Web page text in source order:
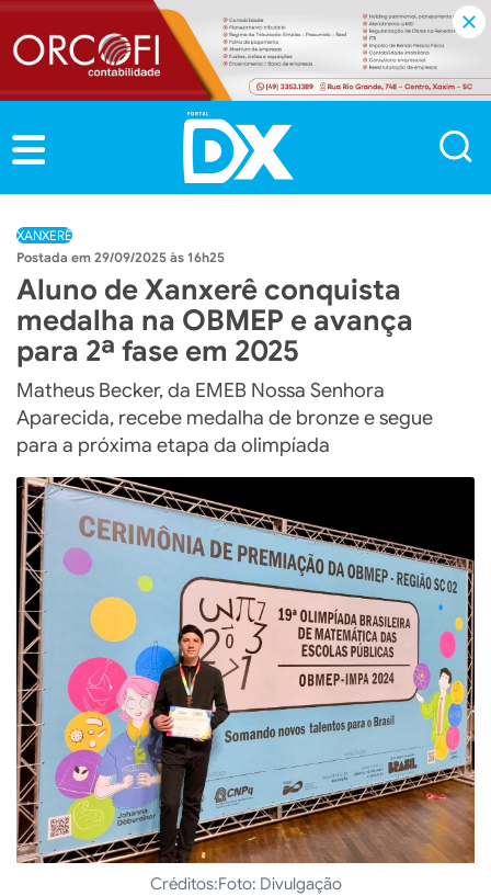
XANXERÊ
29/09/2025 às 16h25
Aluno de Xanxerê conquista
medalha na OBMEP e avança
para 2ª fase em 2025
Matheus Becker, da EMEB Nossa Senhora
Aparecida, recebe medalha de bronze e segue
para a próxima etapa da olimpíada
Créditos:Foto: Divulgação